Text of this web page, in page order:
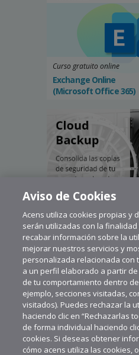
Curso gratuito online
Exchange Online
(Microsoft Office 365)
Aviso de Cookies
Acens utiliza cookies propias y
serán utilizadas con la
recabar información sobre la
mejorar nuestros servicios y
personalizada relacionada con
a un perfil elaborado a partir
de tu comportamiento dentro
ejemplo, secciones visitadas,
visitados). Puedes rechazar la
haciendo clic en “Rechazarlas
de forma individual haciendo
cookies. Si deseas obtener
cómo acens utiliza las cookies,